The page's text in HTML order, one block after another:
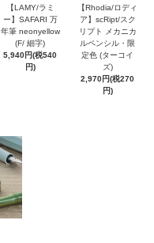
【LAMY/ラミ
ー】SAFARI 万
年筆 neonyellow
(F/ 細字)
5,940円(税540
円)
【Rhodia/ロディ
ア】scRipt/スク
リプト メカニカ
ルペンシル・限
定色 (ターコイ
ズ)
2,970円(税270
円)